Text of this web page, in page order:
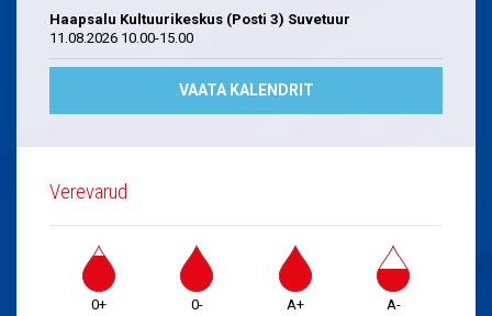
Haapsalu Kultuurikeskus (Posti 3) Suvetuur
11.08.2026 10.00-15.00
VAATA KALENDRIT
Verevarud
0+ 0- A+ A-